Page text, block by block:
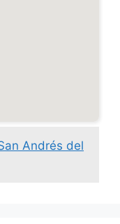
Andrés del